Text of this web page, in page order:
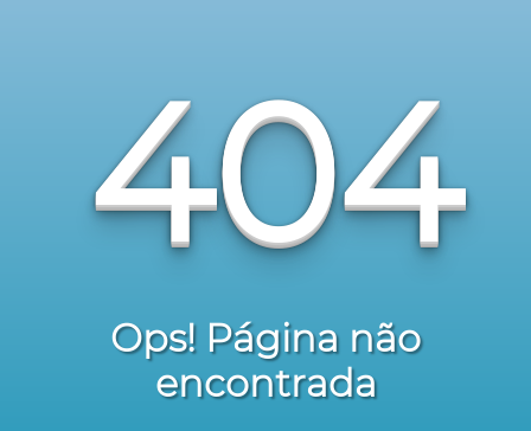
404
Ops! Página não
encontrada